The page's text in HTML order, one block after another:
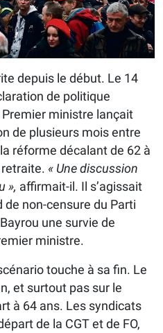
depuis le début. Le 14
de politique
ministre lançait
de plusieurs mois entre
réforme décalant de 62 à
retraite. « Une discussion
», affirmait-il. Il s’agissait
de non-censure du Parti
une survie de
ministre.
touche à sa fin. Le
et surtout pas sur le
à 64 ans. Les syndicats
de la CGT et de FO,